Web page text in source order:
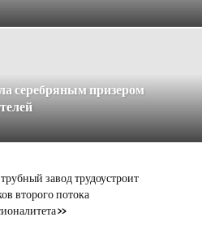
серебряным призером
завод трудоустроит
второго потока